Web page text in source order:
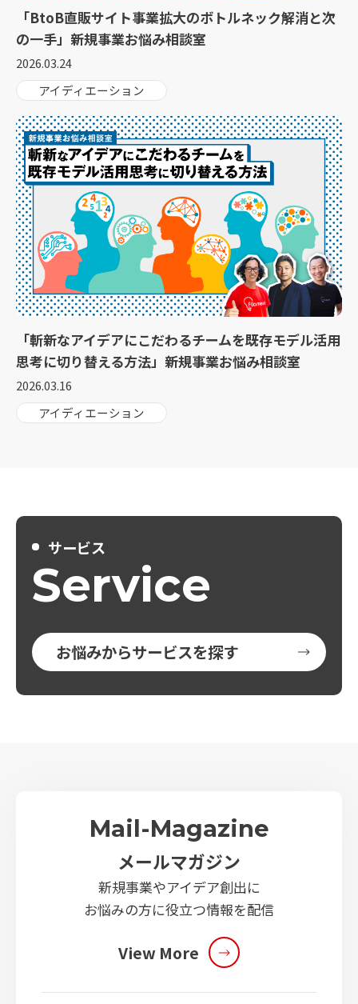
「BtoB直販サイト事業拡大のボトルネック解消と次
の一手」新規事業お悩み相談室
2026.03.24
アイディエーション
「斬新なアイデアにこだわるチームを既存モデル活用
思考に切り替える方法」新規事業お悩み相談室
2026.03.16
アイディエーション
サービス
Service
お悩みからサービスを探す
Mail-Magazine
メールマガジン
新規事業やアイデア創出に
お悩みの方に役立つ情報を配信
View More